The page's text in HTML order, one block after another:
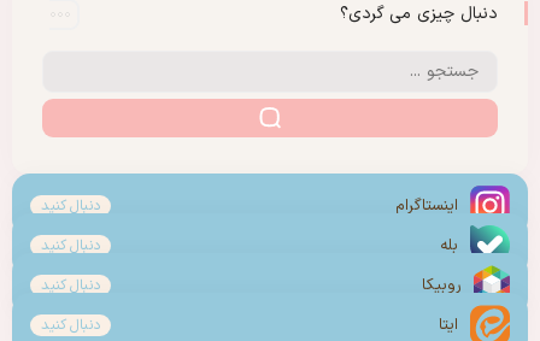
دنبال چیزی می گردی؟
اینستاگرام دنبال کنید
بله دنبال کنید
روبیکا دنبال کنید
ایتا دنبال کنید